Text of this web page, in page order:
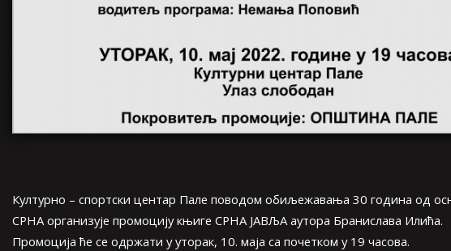
Културно – спортски центар Пале поводом обиљежавања 30 година од
СРНА организује промоцију књиге СРНА ЈАВЉА аутора Бранислава Илића.
Промоција ће се одржати у уторак, 10. маја са почетком у 19 часова.